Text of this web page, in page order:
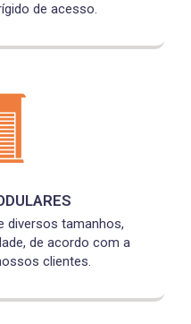
de acesso.
diversos tamanhos,
de acordo com a
clientes.